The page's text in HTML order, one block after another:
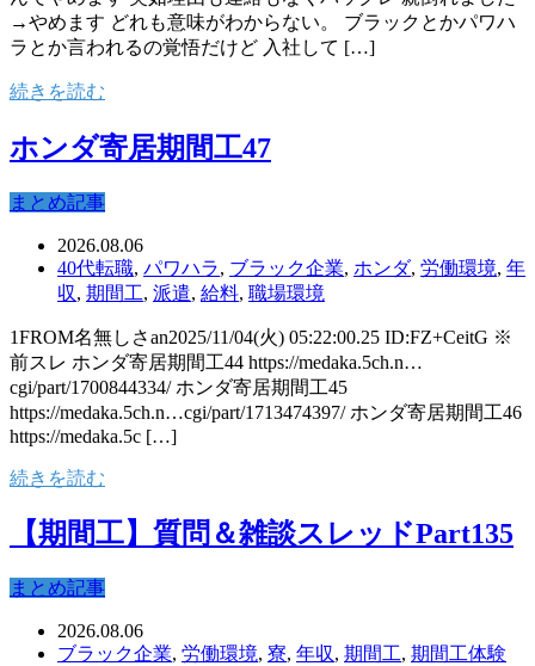
→やめます どれも意味がわからない。 ブラックとかパワハ
ラとか言われるの覚悟だけど 入社して […]
続きを読む
ホンダ寄居期間工47
まとめ記事
2026.08.06
40代転職, パワハラ, ブラック企業, ホンダ, 労働環境, 年
収, 期間工, 派遣, 給料, 職場環境
1FROM名無しさan2025/11/04(火) 05:22:00.25 ID:FZ+CeitG ※
前スレ ホンダ寄居期間工44 https://medaka.5ch.n…
cgi/part/1700844334/ ホンダ寄居期間工45
https://medaka.5ch.n…cgi/part/1713474397/ ホンダ寄居期間工46
https://medaka.5c […]
続きを読む
【期間工】質問＆雑談スレッドPart135
まとめ記事
2026.08.06
ブラック企業, 労働環境, 寮, 年収, 期間工, 期間工体験